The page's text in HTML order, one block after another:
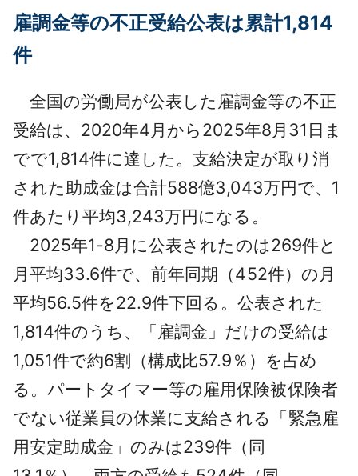
雇調金等の不正受給公表は累計1,814
件
全国の労働局が公表した雇調金等の不正
受給は、2020年4月から2025年8月31日ま
でで1,814件に達した。支給決定が取り消
された助成金は合計588億3,043万円で、1
件あたり平均3,243万円になる。
2025年1-8月に公表されたのは269件と
月平均33.6件で、前年同期（452件）の月
平均56.5件を22.9件下回る。公表された
1,814件のうち、「雇調金」だけの受給は
1,051件で約6割（構成比57.9％）を占め
る。パートタイマー等の雇用保険被保険者
でない従業員の休業に支給される「緊急雇
用安定助成金」のみは239件（同